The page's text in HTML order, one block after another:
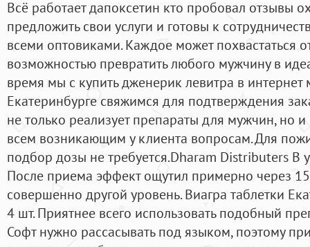
Всё работает дапоксетин кто пробовал отзывы
предложить свои услуги и готовы к
всеми оптовиками. Каждое может похвастаться
возможностью превратить любого мужчину в
время мы с купить дженерик левитра в
Екатеринбурге свяжимся для подтверждения
не только реализует препараты для мужчин, но
всем возникающим у клиента вопросам. Для
подбор дозы не требуется.Dharam Distributers В
После приема эффект ощутил примерно через 15
совершенно другой уровень. Виагра таблетки
4 шт. Приятнее всего использовать подобный
Софт нужно рассасывать под языком, поэтому